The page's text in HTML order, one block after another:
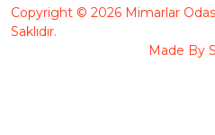
Copyright © 2026 Mimarlar
Saklıdır.
Made By